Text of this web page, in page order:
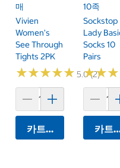
매
Vivien
Women's
See Through
Tights 2PK
★★★★★
★★★★★ 5.0 (2)
카트에 담기
10족
Sockstop
Lady
Socks 10
Pairs
★★★
★★★
카트